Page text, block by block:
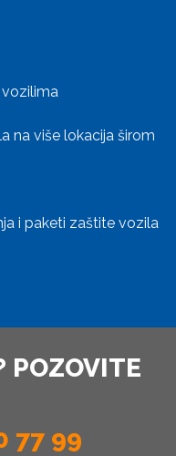
na više lokacija širom
i paketi zaštite vozila
POZOVITE
77 99